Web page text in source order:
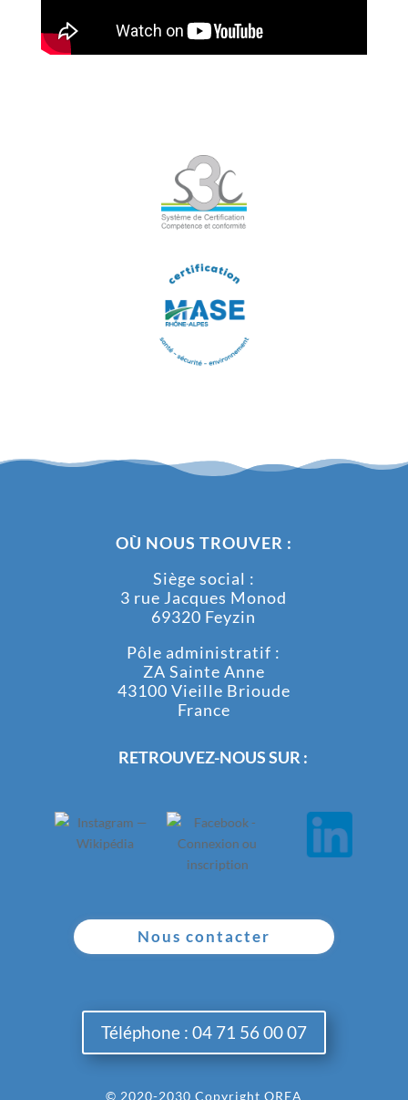
OÙ NOUS TROUVER :
Siège social :
3 rue Jacques Monod
69320 Feyzin
Pôle administratif :
ZA Sainte Anne
43100 Vieille Brioude
France
RETROUVEZ-NOUS SUR :
Nous contacter
Téléphone : 04 71 56 00 07
© 2020-2030 Copyright OREA